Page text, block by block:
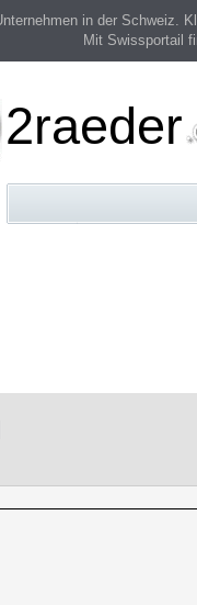
in der Schweiz.
Mit Swissportail
2raeder